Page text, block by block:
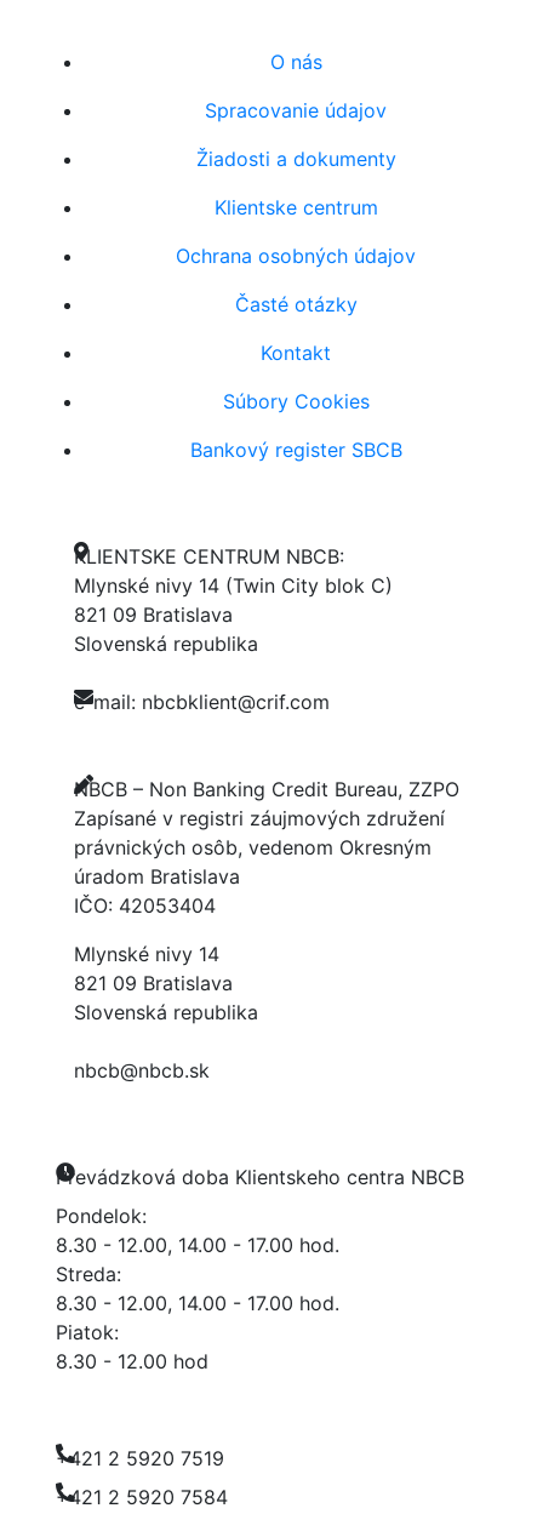
O nás
Spracovanie údajov
Žiadosti a dokumenty
Klientske centrum
Ochrana osobných údajov
Časté otázky
Kontakt
Súbory Cookies
Bankový register SBCB
KLIENTSKE CENTRUM NBCB:
Mlynské nivy 14 (Twin City blok C)
821 09 Bratislava
Slovenská republika
e-mail: nbcbklient@crif.com
NBCB – Non Banking Credit Bureau, ZZPO
Zapísané v registri záujmových združení
právnických osôb, vedenom Okresným
úradom Bratislava
IČO: 42053404
Mlynské nivy 14
821 09 Bratislava
Slovenská republika
nbcb@nbcb.sk
Prevádzková doba Klientskeho centra NBCB
Pondelok:
8.30 - 12.00, 14.00 - 17.00 hod.
Streda:
8.30 - 12.00, 14.00 - 17.00 hod.
Piatok:
8.30 - 12.00 hod
+421 2 5920 7519
+421 2 5920 7584